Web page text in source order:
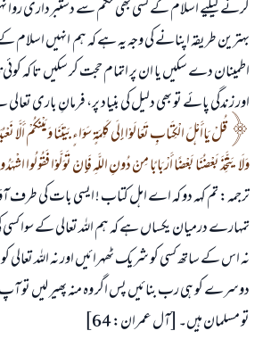
کرنے کیلیے اسلام کے کسی بھی حکم سے دستبرداری روا
بہترین طریقہ اپنانے کی وجہ یہ ہے کہ ہم انہیں
اطمینان دے سکیں یا ان پر اتمام حجت کر سکیں تا کہ کوئی
اور زندگی پائے تو بھی دلیل کی بنیاد پر، فرمانِ باری
قُلْ يَاأَهْلَ الْكِتَابِ تَعَالَوْا إِلَى كَلِمَةٍ سَوَاءٍ بَيْنَنَا وَبَيْنَكُمْ أَلَّا
وَلَا يَتَّخِذَ بَعْضُنَا بَعْضًا أَرْبَابًا مِنْ دُونِ اللَّهِ فَإِنْ تَوَلَّوْا فَقُولُوا
ترجمہ: تم کہہ دو کہ اے اہل کتاب ! ایسی بات کی طرف
تمہارے درمیان یکساں ہے کہ ہم اللہ تعالی کے سوا
نہ اس کے ساتھ کسی کو شریک ٹھہرائیں اور نہ اللہ
دوسرے کو ہی رب بنائیں پس اگر وہ منہ پھیر لیں تو آپ
تو مسلمان ہیں۔ [آل عمران: 64]